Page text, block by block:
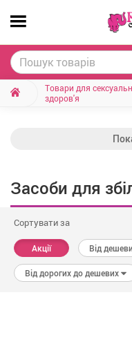
Товари для
здоров'я
Засоби для
Сортувати за
Акції Від
Від дорогих до дешевих